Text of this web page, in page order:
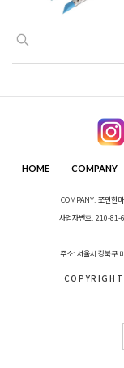
HOME COMPANY
COMPANY: 쪼만한
사업자번호: 210-81-
주소: 서울시 강북구